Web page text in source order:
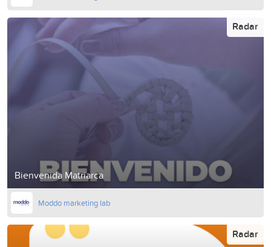
Bienvenida Matriarca
Radar
Moddo marketing lab
Radar